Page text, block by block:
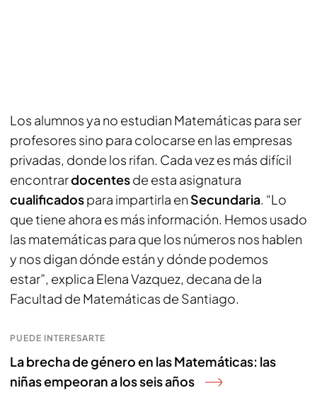
Los alumnos ya no estudian Matemáticas para ser
profesores sino para colocarse en las empresas
privadas, donde los rifan. Cada vez es más difícil
encontrardocentesde esta asignatura
cualificadospara impartirla en Secundaria. “Lo
que tiene ahora es más información. Hemos usado
las matemáticas para que los números nos hablen
y nos digan dónde están y dónde podemos
estar”, explica Elena Vazquez, decana de la
Facultad de Matemáticas de Santiago.
PUEDE INTERESARTE
La brecha de género en las Matemáticas: las
niñas empeoran a los seis años